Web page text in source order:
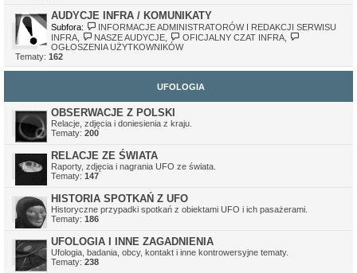
AUDYCJE INFRA / KOMUNIKATY
Subfora:
INFORMACJE ADMINISTRATORÓW I REDAKCJI SERWISU
INFRA
NASZE AUDYCJE OFICJALNY CZAT INFRA,
OGŁOSZENIA UŻYTKOWNIKÓW
Tematy: 162
UFOLOGIA
OBSERWACJE Z POLSKI
Relacje, zdjęcia i doniesienia z kraju.
Tematy: 200
RELACJE ZE ŚWIATA
Raporty, zdjęcia i nagrania UFO ze świata.
Tematy: 147
HISTORIA SPOTKAŃ Z UFO
Historyczne przypadki spotkań z obiektami UFO i ich pasażerami.
Tematy: 186
UFOLOGIA I INNE ZAGADNIENIA
Ufologia, badania, obcy, kontakt i inne kontrowersyjne tematy.
Tematy: 238